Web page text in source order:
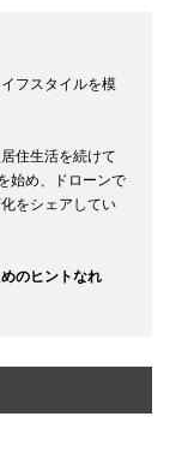
フスタイルを模
住生活を続けて
始め、ドローンで
をシェアしてい
のヒントなれ